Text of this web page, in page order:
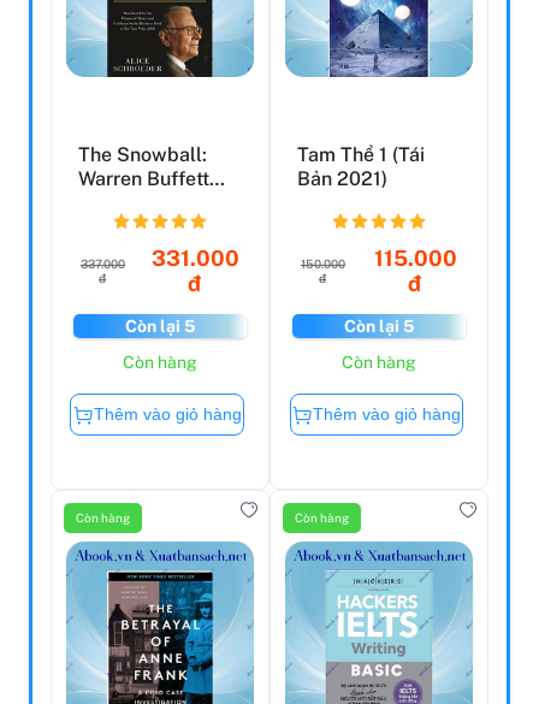
The Snowball:
Warren Buffett
Of L...
337.000
đ
331.000
đ
Còn lại 5
Còn hàng
Thêm vào giỏ hàng
Tam Thể 1 (Tái
Bản 2021)
150.000
đ
115.000
đ
Còn lại 5
Còn hàng
Thêm vào giỏ hàng
Còn hàng Còn hàng